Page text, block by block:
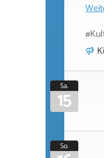
Sa.
15
So.